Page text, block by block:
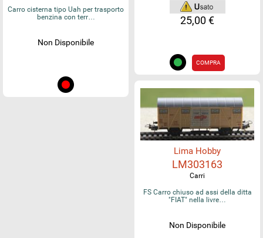
Carro cisterna tipo Uah per trasporto
benzina con terr…
Non Disponibile
25,00 €
COMPRA
Lima Hobby
LM303163
Carri
FS Carro chiuso ad assi della ditta
"FIAT" nella livre…
Non Disponibile